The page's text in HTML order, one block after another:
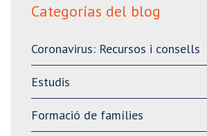
Categorías del blog
Coronavirus: Recursos i consells
Estudis
Formació de famílies